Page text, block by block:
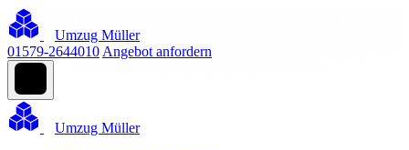
Umzug Müller
01579-2644010 Angebot anfordern
Umzug Müller